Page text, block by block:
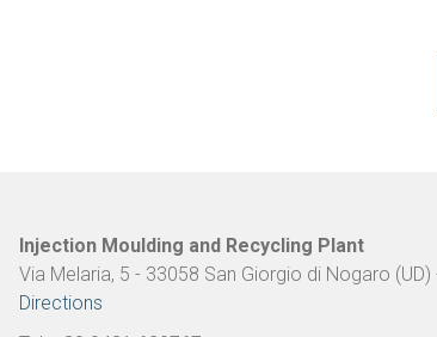
Injection Moulding and Recycling Plant
Via Melaria, 5 - 33058 San Giorgio di Nogaro (UD)
Directions